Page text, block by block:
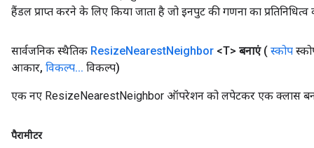
हैंडल प्राप्त करने के लिए किया जाता है जो इनपुट की गणना का प्रतिनिधित्व
सार्वजनिक स्थैतिक ResizeNearestNeighbor <T> बनाएं ( स्कोप
आकार, विकल्प... विकल्प)
एक नए ResizeNearestNeighbor ऑपरेशन को लपेटकर एक क्लास
पैरामीटर